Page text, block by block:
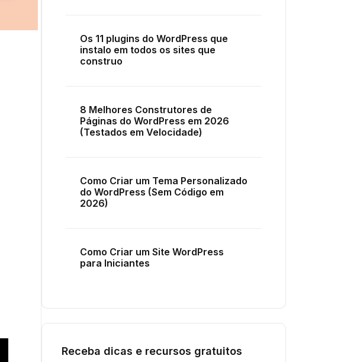
Os 11 plugins do WordPress que
instalo em todos os sites que
construo
8 Melhores Construtores de
Páginas do WordPress em 2026
(Testados em Velocidade)
Como Criar um Tema Personalizado
do WordPress (Sem Código em
2026)
Como Criar um Site WordPress
para Iniciantes
Receba dicas e recursos gratuitos